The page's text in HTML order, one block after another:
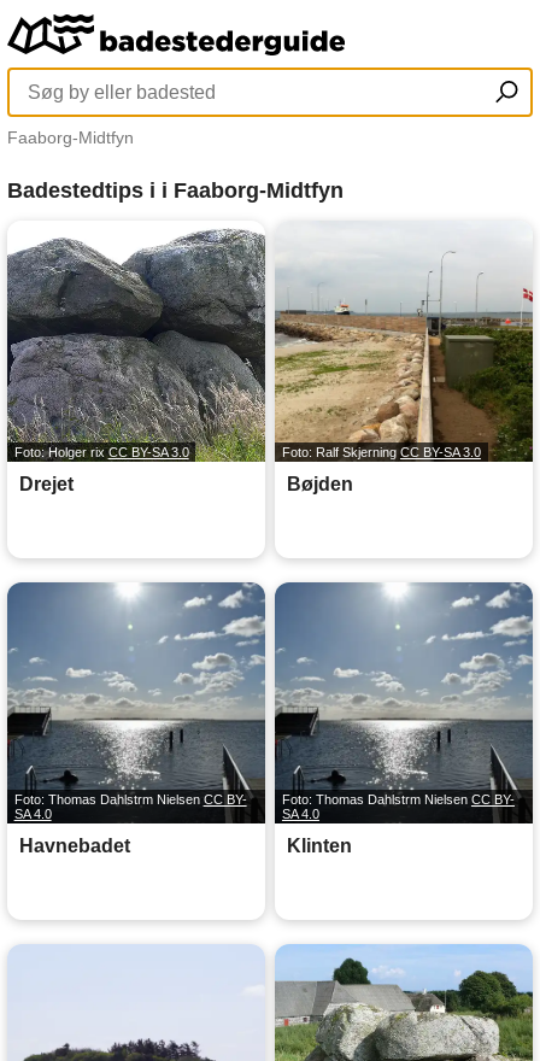
Faaborg-Midtfyn
Badestedtips i i Faaborg-Midtfyn
Foto: Holger rixCC BY-SA 3.0
Drejet
Foto: Ralf Skjerning CC BY-SA 3.0
Bøjden
Foto: Thomas Dahlstrm Nielsen CC BY-
SA 4.0
Havnebadet
Foto: Thomas Dahlstrm Nielsen CC BY-
SA 4.0
Klinten